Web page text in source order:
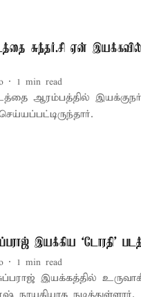
சுந்தர்.சி ஏன்
1 min read
ஆரம்பத்தில் இயக்குநர்
இயக்கிய `டோரதி'
1 min read
இயக்கத்தில்